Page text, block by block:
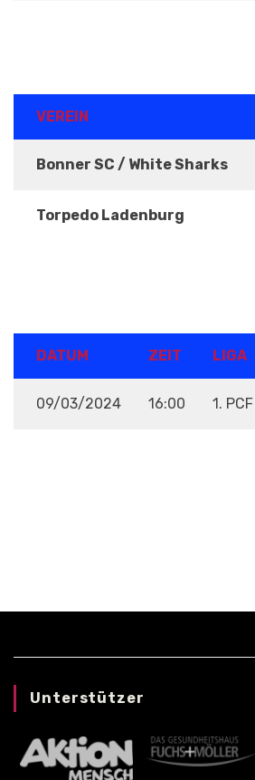
VEREIN
Bonner SC / White Sharks
Torpedo Ladenburg
DATUM ZEIT LIGA
09/03/2024 16:00 1.
Unterstützer